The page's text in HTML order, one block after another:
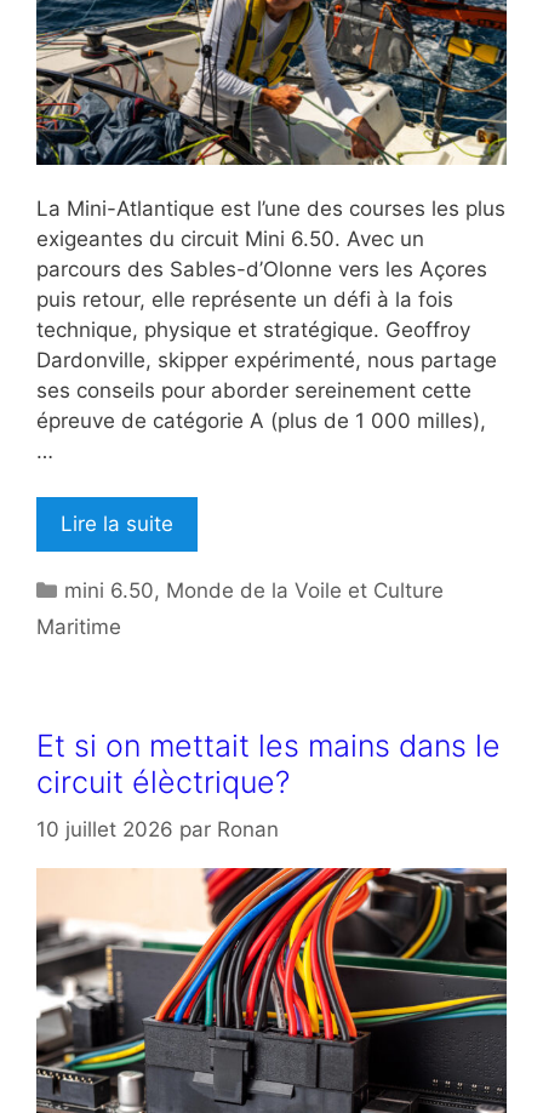
La Mini-Atlantique est l’une des courses les plus
exigeantes du circuit Mini 6.50. Avec un
parcours des Sables-d’Olonne vers les Açores
puis retour, elle représente un défi à la fois
technique, physique et stratégique. Geoffroy
Dardonville, skipper expérimenté, nous partage
ses conseils pour aborder sereinement cette
épreuve de catégorie A (plus de 1 000 milles),
…
Lire la suite
Catégories
mini 6.50, Monde de la Voile et Culture
Maritime
Et si on mettait les mains dans le
circuit élèctrique?
10 juillet 2026 par Ronan